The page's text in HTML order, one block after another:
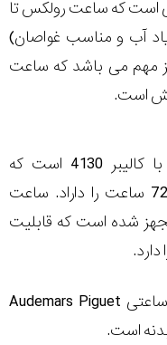
است که ساعت رولکس تا
زیاد آب و مناسب غواصان)
مهم می باشد که ساعت
است.
رولکس دارای موتور اتوماتیک با کالیبر 4130 است که
به کالیبر 2385 مجهز شده است که قابلیت
Audemars Piguet
است.